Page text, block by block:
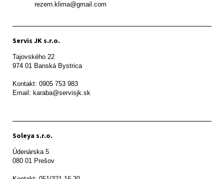
           rezern.klima@gmail.com
Servis JK s.r.o.
Tajovského 22
974 01 Banská Bystrica
Kontakt: 0905 753 983
Email: karaba@servisjk.sk
Soleya s.r.o.
Údenárska 5
080 01 Prešov